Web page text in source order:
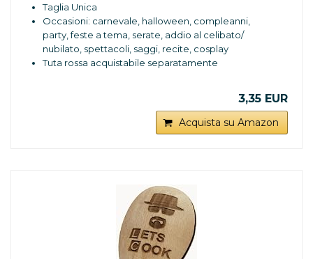
Taglia Unica
Occasioni: carnevale, halloween, compleanni,
party, feste a tema, serate, addio al celibato/
nubilato, spettacoli, saggi, recite, cosplay
Tuta rossa acquistabile separatamente
3,35 EUR
Acquista su Amazon